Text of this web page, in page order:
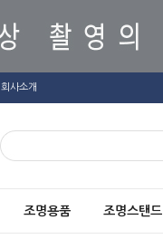
회사소개
조명용품 조명스탠드